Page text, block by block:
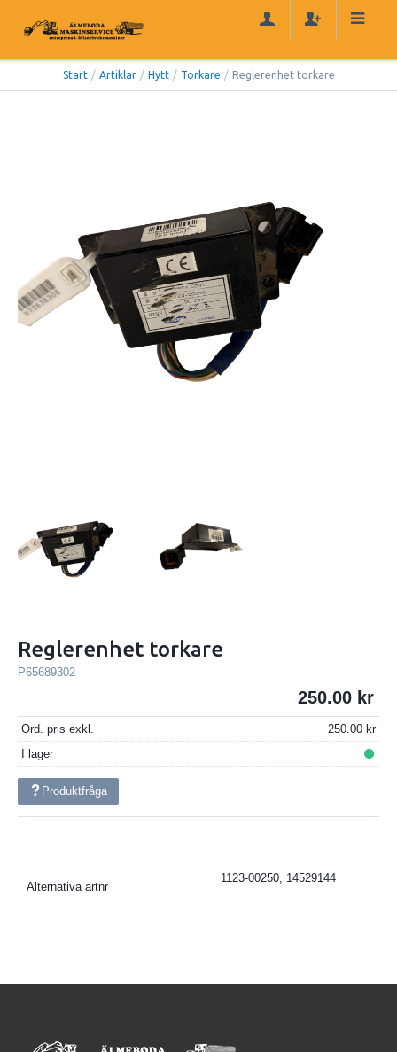
Start / Artiklar / Hytt / Torkare / Reglerenhet torkare
Reglerenhet torkare
P65689302
250.00
Ord. pris exkl.
250.00
I lager
Produktfråga
Alternativa artnr
1123-00250, 14529144